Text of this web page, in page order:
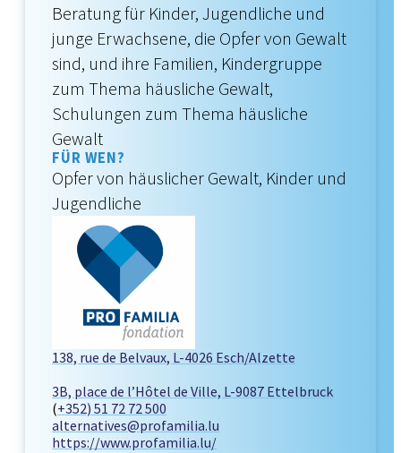
Beratung für Kinder, Jugendliche und
junge Erwachsene, die Opfer von Gewalt
sind, und ihre Familien, Kindergruppe
zum Thema häusliche Gewalt,
Schulungen zum Thema häusliche
Gewalt
FÜR WEN?
Opfer von häuslicher Gewalt, Kinder und
Jugendliche
138, rue de Belvaux, L-4026 Esch/Alzette
3B, place de l’Hôtel de Ville, L-9087 Ettelbruck
(+352) 51 72 72 500
alternatives@profamilia.lu
https://www.profamilia.lu/